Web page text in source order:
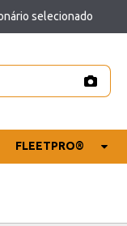
selecionado
FLEETPRO®